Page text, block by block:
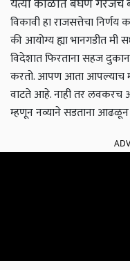
येत्या काळात बघणे
विकावी हा राजसत्तेचा
की आयोग्य ह्या भानगडीत मी
विदेशात फिरताना सहज
करतो. आपण आता आपल्याच
वाटते आहे. नाही तर लवकरच
म्हणून नव्याने सडताना